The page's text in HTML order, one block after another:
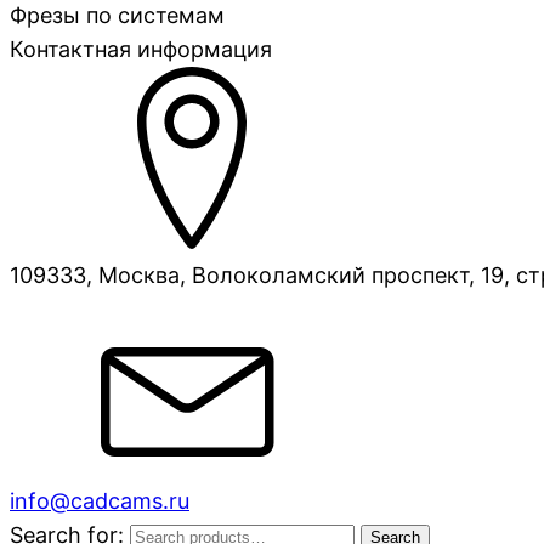
Фрезы по системам
Контактная информация
109333, Москва, Волоколамский проспект, 19,
info@cadcams.ru
Search for:
Search